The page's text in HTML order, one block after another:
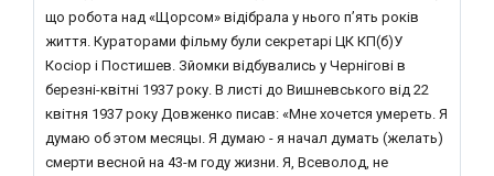
що робота над «Щорсом» відібрала у нього п’ять років
життя. Кураторами фільму були секретарі ЦК КП(б)У
Косіор і Постишев. Зйомки відбувались у Чернігові в
березні-квітні 1937 року. В листі до Вишневського від 22
квітня 1937 року Довженко писав: «Мне хочется умереть. Я
думаю об этом месяцы. Я думаю - я начал думать (желать)
смерти весной на 43-м году жизни. Я, Всеволод, не